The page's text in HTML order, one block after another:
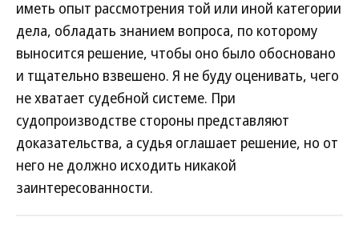
иметь опыт рассмотрения той или иной категории
дела, обладать знанием вопроса, по которому
выносится решение, чтобы оно было обосновано
и тщательно взвешено. Я не буду оценивать, чего
не хватает судебной системе. При
судопроизводстве стороны представляют
доказательства, а судья оглашает решение, но от
него не должно исходить никакой
заинтересованности.